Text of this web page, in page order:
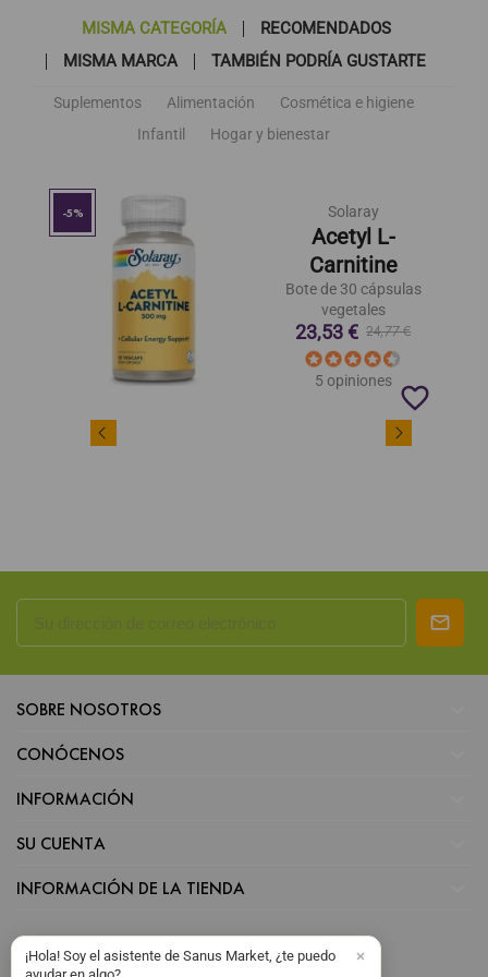
MISMA CATEGORÍA
RECOMENDADOS
MISMA MARCA
TAMBIÉN PODRÍA GUSTARTE
Suplementos Alimentación
Cosmética e higiene
Infantil
Hogar y bienestar
-5% Solaray
Acetyl L-
Carnitine
Bote de 30 cápsulas
vegetales
23,53 € 24,77 €
5 opiniones
favorite_border
SOBRE NOSOTROS
CONÓCENOS
INFORMACIÓN
SU CUENTA
INFORMACIÓN DE LA TIENDA
¡Hola! Soy el asistente de Sanus Market, ¿te puedo